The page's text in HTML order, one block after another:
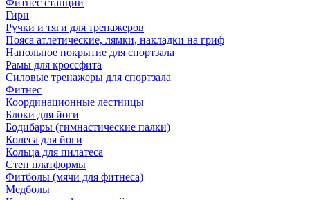
Фитнес станции
Гири
Ручки и тяги для тренажеров
Пояса атлетические, лямки, накладки на гриф
Напольное покрытие для спортзала
Рамы для кроссфита
Силовые тренажеры для спортзала
Фитнес
Координационные лестницы
Блоки для йоги
Бодибары (гимнастические палки)
Колеса для йоги
Кольца для пилатеса
Степ платформы
Фитболы (мячи для фитнеса)
Медболы